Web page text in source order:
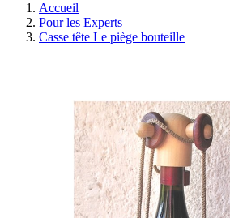
Accueil
Pour les Experts
Casse tête Le piège bouteille